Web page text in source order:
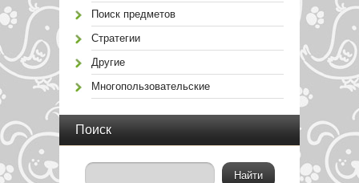
Поиск предметов
Стратегии
Другие
Многопользовательские
Поиск